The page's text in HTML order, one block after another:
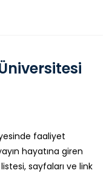
faaliyet
hayatına giren
sayfaları ve link